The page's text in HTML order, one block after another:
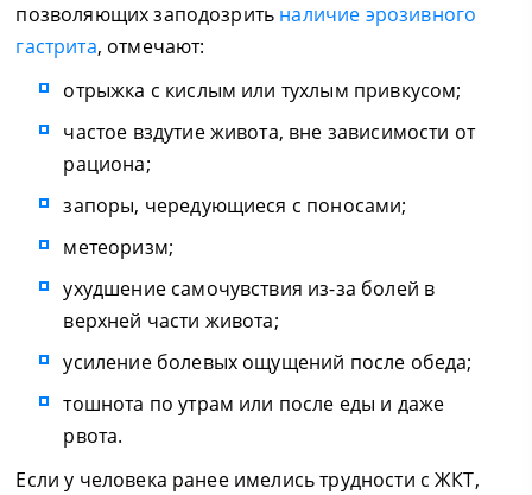
позволяющих заподозрить наличие эрозивного
гастрита, отмечают:
отрыжка с кислым или тухлым привкусом;
частое вздутие живота, вне зависимости от
рациона;
запоры, чередующиеся с поносами;
метеоризм;
ухудшение самочувствия из-за болей в
верхней части живота;
усиление болевых ощущений после обеда;
тошнота по утрам или после еды и даже
рвота.
Если у человека ранее имелись трудности с ЖКТ,